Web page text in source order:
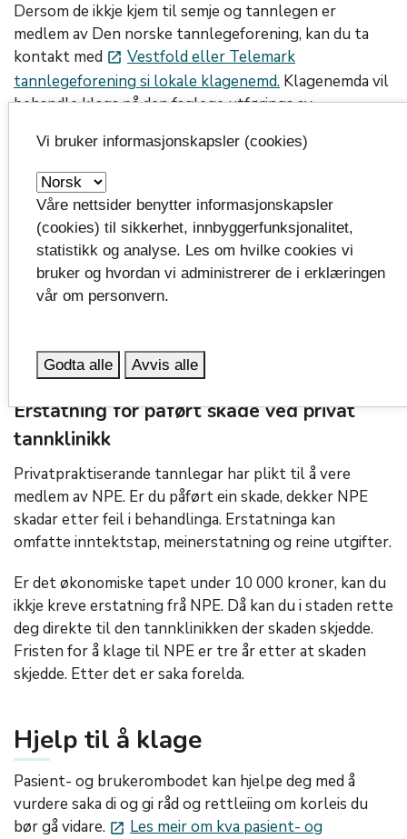
Dersom de ikkje kjem til semje og tannlegen er
medlem av Den norske tannlegeforening, kan du ta
kontakt med launch Vestfold eller Telemark
tannlegeforening si lokale klagenemd. Klagenemda vil
behandle klaga på den faglege utføringa av
Dersom du får medhald, kan du oppnå at tannlegen
blir beden om å gjere behandlinga på nytt, eller
tilbakebetale det du har betalt for behandlinga eller
deler av beløpet. Klagenemda tar ikkje stilling til krav
om erstatning. Det må du rette til Norsk
pasientskadeerstatning (NPE). Eventuelt må saka bli
avgjort i rettssystemet.
Fylkesmannen i Vestfold og Telemark.
Erstatning for påført skade ved privat
tannklinikk
Privatpraktiserande tannlegar har plikt til å vere
medlem av NPE. Er du påført ein skade, dekker NPE
skadar etter feil i behandlinga. Erstatninga kan
omfatte inntektstap, meinerstatning og reine utgifter.
Er det økonomiske tapet under 10 000 kroner, kan du
ikkje kreve erstatning frå NPE. Då kan du i staden rette
deg direkte til den tannklinikken der skaden skjedde.
Fristen for å klage til NPE er tre år etter at skaden
skjedde. Etter det er saka forelda.
Hjelp til å klage
Pasient- og brukerombodet kan hjelpe deg med å
vurdere saka di og gi råd og rettleiing om korleis du
bør gå vidare. launch Les meir om kva pasient- og
Vi bruker informasjonskapsler (cookies)
Våre nettsider benytter informasjonskapsler
(cookies) til sikkerhet, innbyggerfunksjonalitet,
statistikk og analyse. Les om hvilke cookies vi
bruker og hvordan vi administrerer de i erklæringen
vår om personvern.
Godta alle Avvis alle